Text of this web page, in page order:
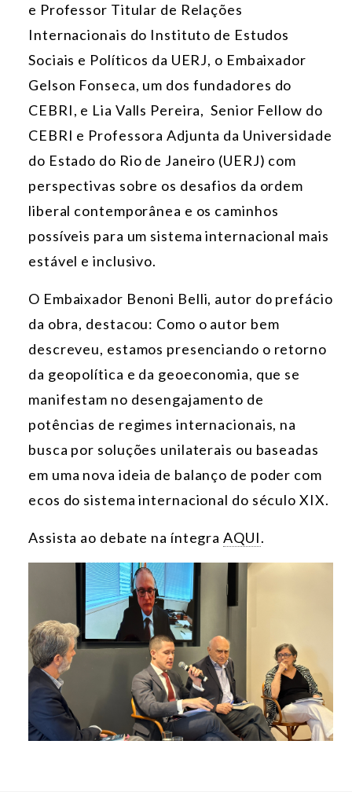
e Professor Titular de Relações
Internacionais do Instituto de Estudos
Sociais e Políticos da UERJ, o Embaixador
Gelson Fonseca, um dos fundadores do
CEBRI, e Lia Valls Pereira, Senior Fellow do
CEBRI e Professora Adjunta da Universidade
do Estado do Rio de Janeiro (UERJ) com
perspectivas sobre os desafios da ordem
liberal contemporânea e os caminhos
possíveis para um sistema internacional mais
estável e inclusivo.
O Embaixador Benoni Belli, autor do prefácio
da obra, destacou: Como o autor bem
descreveu, estamos presenciando o retorno
da geopolítica e da geoeconomia, que se
manifestam no desengajamento de
potências de regimes internacionais, na
busca por soluções unilaterais ou baseadas
em uma nova ideia de balanço de poder com
ecos do sistema internacional do século XIX.
Assista ao debate na íntegraAQUI.